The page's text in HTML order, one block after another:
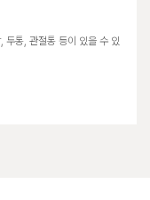
두통, 관절통 등이 있을 수 있